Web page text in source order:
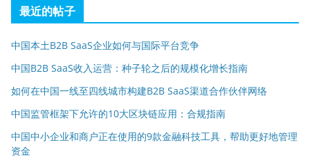
最近的帖子
中国本土B2B SaaS企业如何与国际平台竞争
中国B2B SaaS收入运营：种子轮之后的规模化增长指南
如何在中国一线至四线城市构建B2B SaaS渠道合作伙伴网络
中国监管框架下允许的10大区块链应用：合规指南
中国中小企业和商户正在使用的9款金融科技工具，帮助更好地管理
资金